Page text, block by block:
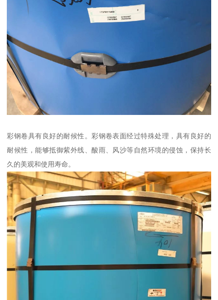
彩钢卷具有良好的耐候性。彩钢卷表面经过特殊处理，具有良好的
耐候性，能够抵御紫外线、酸雨、风沙等自然环境的侵蚀，保持长
久的美观和使用寿命。